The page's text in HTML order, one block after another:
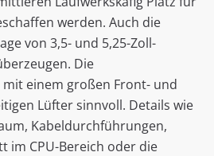
werden. Auch die
von 3,5- und 5,25-Zoll-
Die
einem großen Front- und
Lüfter sinnvoll. Details wie
Kabeldurchführungen,
im CPU-Bereich oder die